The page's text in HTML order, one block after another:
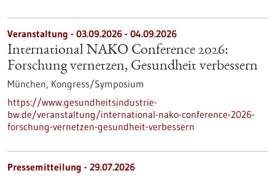
Veranstaltung - 03.09.2026 - 04.09.2026
International NAKO Conference 2026:
Forschung vernetzen, Gesundheit verbessern
München, Kongress/Symposium
https://www.gesundheitsindustrie-
bw.de/veranstaltung/international-nako-conference-2026-
forschung-vernetzen-gesundheit-verbessern
Pressemitteilung - 29.07.2026